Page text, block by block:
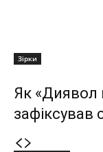
Зірки
Як «Диявол
зафіксував